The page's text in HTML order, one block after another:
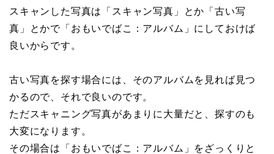
スキャンした写真は「スキャン写真」とか「古い写
真」とかで「おもいでばこ：アルバム」にしておけば
良いからです。
古い写真を探す場合には、そのアルバムを見れば見つ
かるので、それで良いのです。
ただスキャニング写真があまりに大量だと、探すのも
大変になります。
その場合は「おもいでばこ：アルバム」をざっくりと